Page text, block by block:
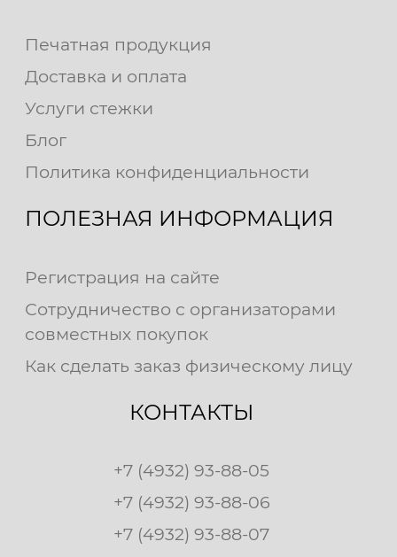
Печатная продукция
Доставка и оплата
Услуги стежки
Блог
Политика конфиденциальности
ПОЛЕЗНАЯ ИНФОРМАЦИЯ
Регистрация на сайте
Сотрудничество с организаторами
совместных покупок
Как сделать заказ физическому лицу
КОНТАКТЫ
+7 (4932) 93-88-05
+7 (4932) 93-88-06
+7 (4932) 93-88-07